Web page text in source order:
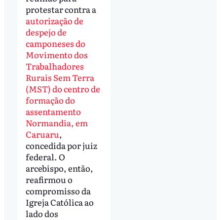
protestar contra a
autorização de
despejo de
camponeses do
Movimento dos
Trabalhadores
Rurais Sem Terra
(MST) do centro de
formação do
assentamento
Normandia, em
Caruaru,
concedida por juiz
federal. O
arcebispo, então,
reafirmou o
compromisso da
Igreja Católica ao
lado dos